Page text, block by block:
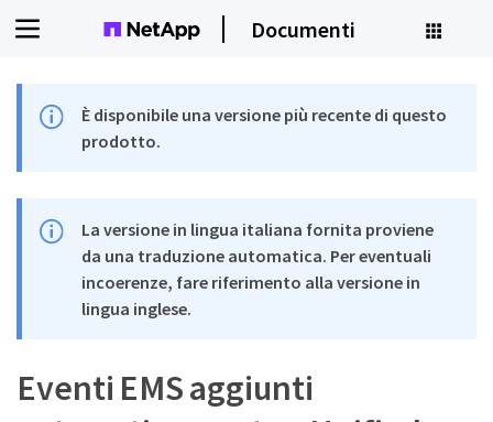
Documenti
È disponibile una versione più recente di questo
prodotto.
La versione in lingua italiana fornita proviene
da una traduzione automatica. Per eventuali
incoerenze, fare riferimento alla versione in
lingua inglese.
Eventi EMS aggiunti